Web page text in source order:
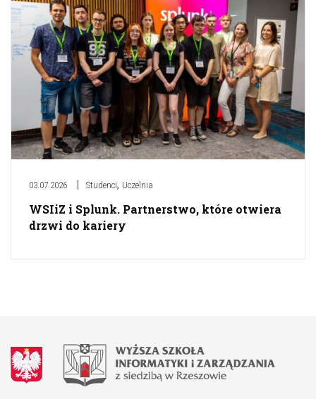
03.07.2026 Studenci, Uczelnia
WSIiZ i Splunk. Partnerstwo, które otwiera
drzwi do kariery